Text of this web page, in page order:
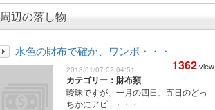
周辺の落し物
水色の財布で確か、ワンポ・・・
1362view
2018/01/07 02:04:51
カテゴリー：財布類
曖昧ですが、一月の四日、五日のどっ
ちかにアピ... ・・・